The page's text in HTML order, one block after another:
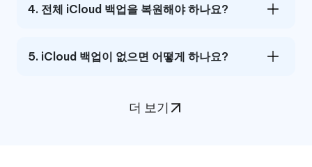
4. 전체 iCloud 백업을 복원해야 하나요?
5. iCloud 백업이 없으면 어떻게 하나요?
더 보기